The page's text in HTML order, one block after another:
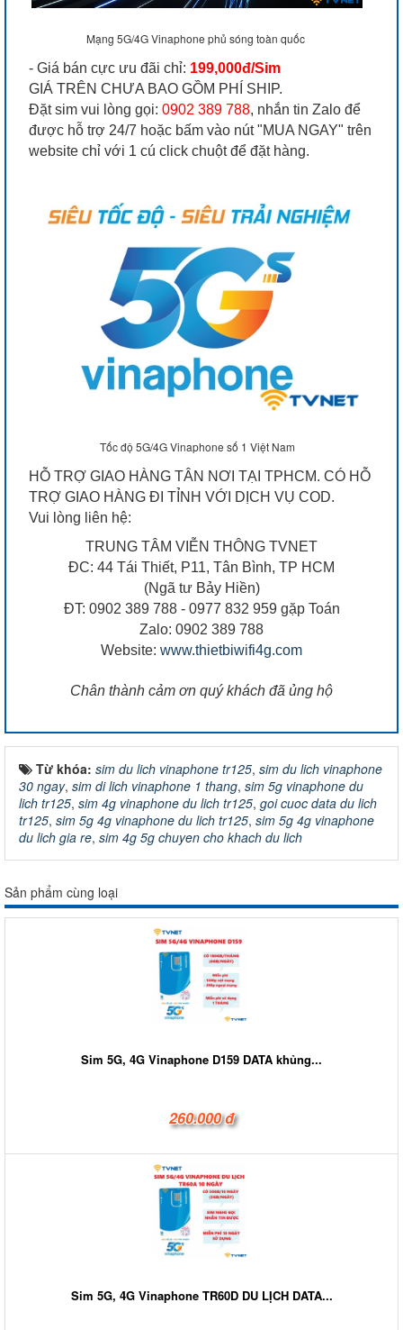
Mạng 5G/4G Vinaphone phủ sóng toàn quốc
- Giá bán cực ưu đãi chỉ: 199,000đ/Sim
GIÁ TRÊN CHƯA BAO GỒM PHÍ SHIP.
Đặt sim vui lòng gọi: 0902 389 788, nhắn tin Zalo để
được hỗ trợ 24/7 hoặc bấm vào nút "MUA NGAY" trên
website chỉ với 1 cú click chuột để đặt hàng.
Tốc độ 5G/4G Vinaphone số 1 Việt Nam
HỖ TRỢ GIAO HÀNG TÂN NƠI TẠI TPHCM. CÓ HỖ
TRỢ GIAO HÀNG ĐI TỈNH VỚI DỊCH VỤ COD.
Vui lòng liên hệ:
TRUNG TÂM VIỄN THÔNG TVNET
ĐC: 44 Tái Thiết, P11, Tân Bình, TP HCM
(Ngã tư Bảy Hiền)
ĐT: 0902 389 788 - 0977 832 959 gặp Toán
Zalo: 0902 389 788
Website: www.thietbiwifi4g.com
Chân thành cảm ơn quý khách đã ủng hộ
Từ khóa: sim du lich vinaphone tr125, sim du lich vinaphone
30 ngay, sim di lich vinaphone 1 thang, sim 5g vinaphone du
lich tr125, sim 4g vinaphone du lich tr125, goi cuoc data du lich
tr125, sim 5g 4g vinaphone du lich tr125, sim 5g 4g vinaphone
du lich gia re, sim 4g 5g chuyen cho khach du lich
Sản phẩm cùng loại
Sim 5G, 4G Vinaphone D159 DATA khủng...
260.000 đ
Sim 5G, 4G Vinaphone TR60D DU LỊCH DATA...